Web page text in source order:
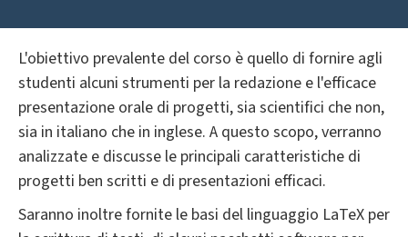
L'obiettivo prevalente del corso è quello di fornire agli
studenti alcuni strumenti per la redazione e l'efficace
presentazione orale di progetti, sia scientifici che non,
sia in italiano che in inglese. A questo scopo, verranno
analizzate e discusse le principali caratteristiche di
progetti ben scritti e di presentazioni efficaci.
Saranno inoltre fornite le basi del linguaggio LaTeX per